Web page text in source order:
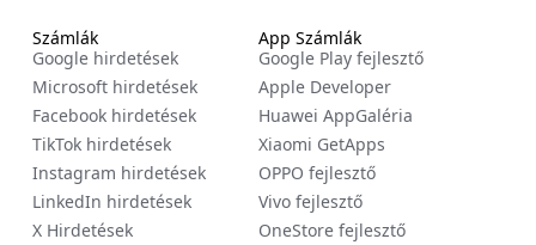
EN
FR
ES
ZH
NL
RU
Számlák
Google hirdetések
Microsoft hirdetések
Facebook hirdetések
TikTok hirdetések
Instagram hirdetések
LinkedIn hirdetések
X Hirdetések
App Számlák
Google Play fejlesztő
Apple Developer
Huawei AppGaléria
Xiaomi GetApps
OPPO fejlesztő
Vivo fejlesztő
OneStore fejlesztő